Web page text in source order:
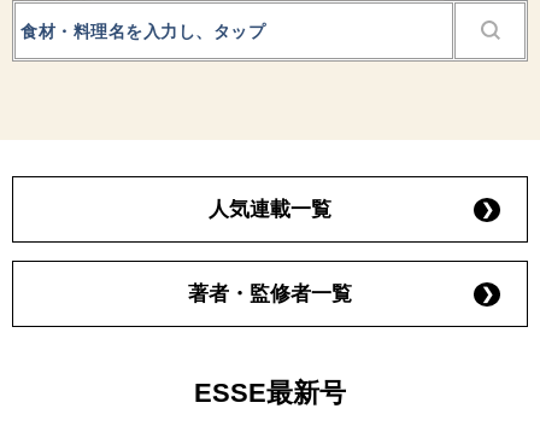
人気連載一覧
著者・監修者一覧
ESSE最新号